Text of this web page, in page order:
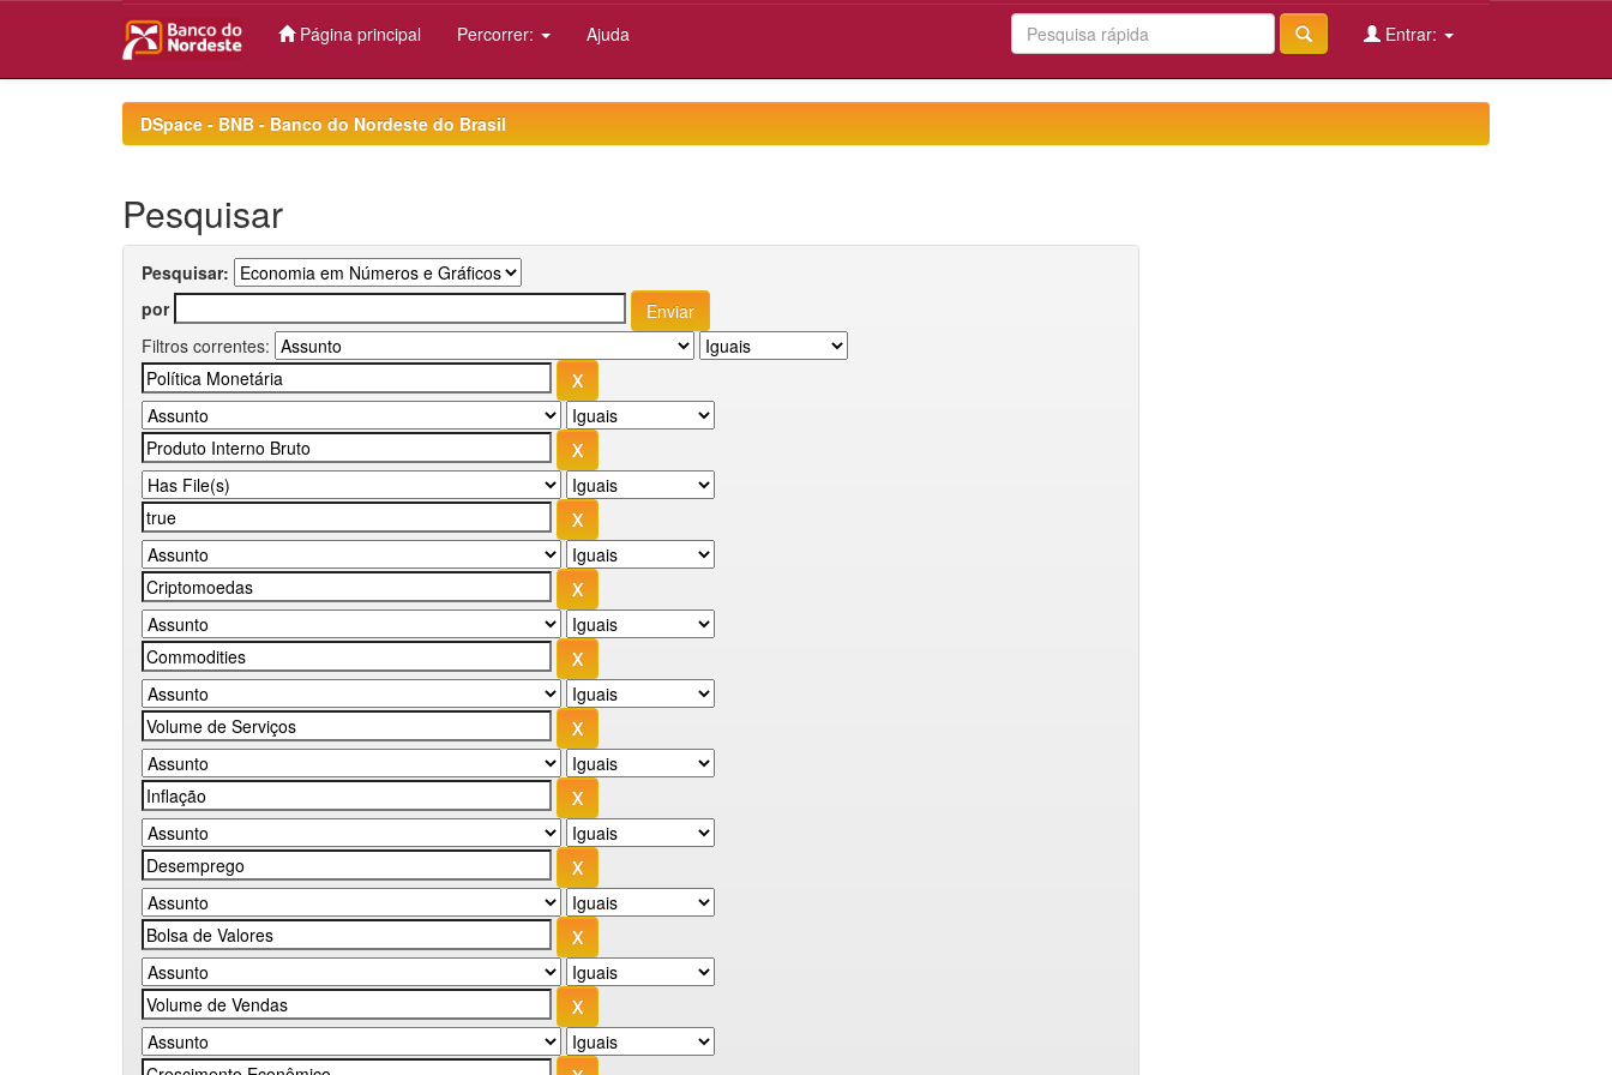
Página principal Percorrer: Ajuda Entrar:
DSpace - BNB - Banco do Nordeste do Brasil
Pesquisar
Pesquisar:
por
Filtros correntes: